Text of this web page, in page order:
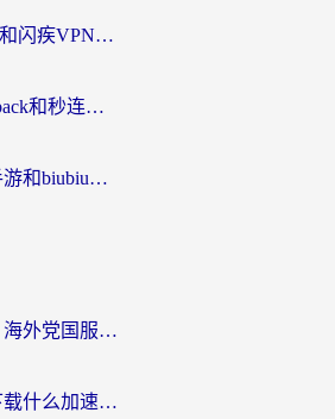
Malus VPN好用吗？和闪疾VPN对比哪个回国效果更好？海外华人的实用避坑指南
海外党必看：Quickback和秒连好用吗？3步选对回国加速器，无缝刷国内资源
海外党必看：雷神手游和biubiu好用吗？3招选对回国加速器无缝刷国内资源
国外可以玩艾希么？海外党国服游戏畅玩终极指南（附加速器选择秘籍）
在国外玩逆战需要下载什么加速器呢？海外党亲测有效的国服游戏加速指南